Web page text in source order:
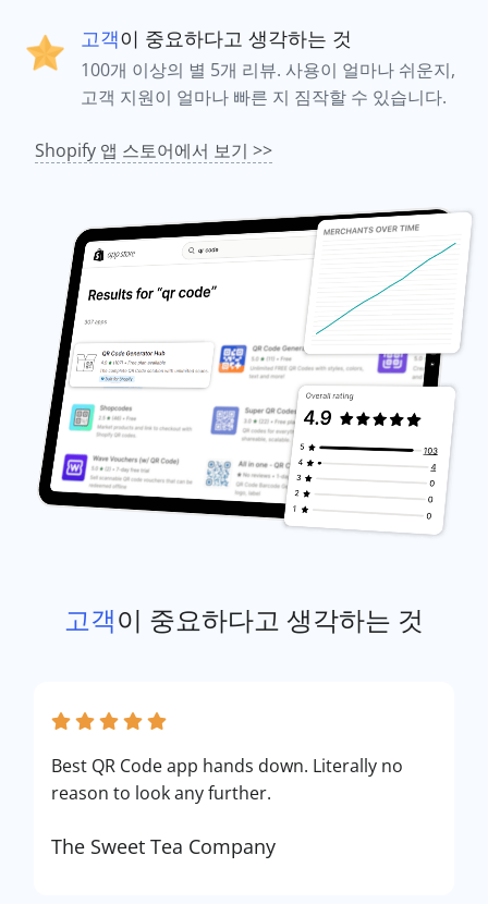
고객이 중요하다고 생각하는 것
100개 이상의 별 5개 리뷰. 사용이 얼마나 쉬운지,
고객 지원이 얼마나 빠른 지 짐작할 수 있습니다.
Shopify 앱 스토어에서 보기 >>
고객이 중요하다고 생각하는 것
Best QR Code app hands down. Literally no
reason to look any further.
The Sweet Tea Company